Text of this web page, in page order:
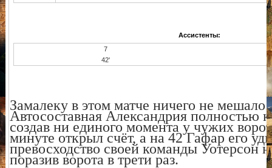
Ассистенты:
7
42'
Замалеку в этом матче ничего не мешало
Автосоставная Александрия полностью
создав ни единого момента у чужих
минуте открыл счёт, а на 42 Гафар его
превосходство своей команды Уотерсон
поразив ворота в трети раз.